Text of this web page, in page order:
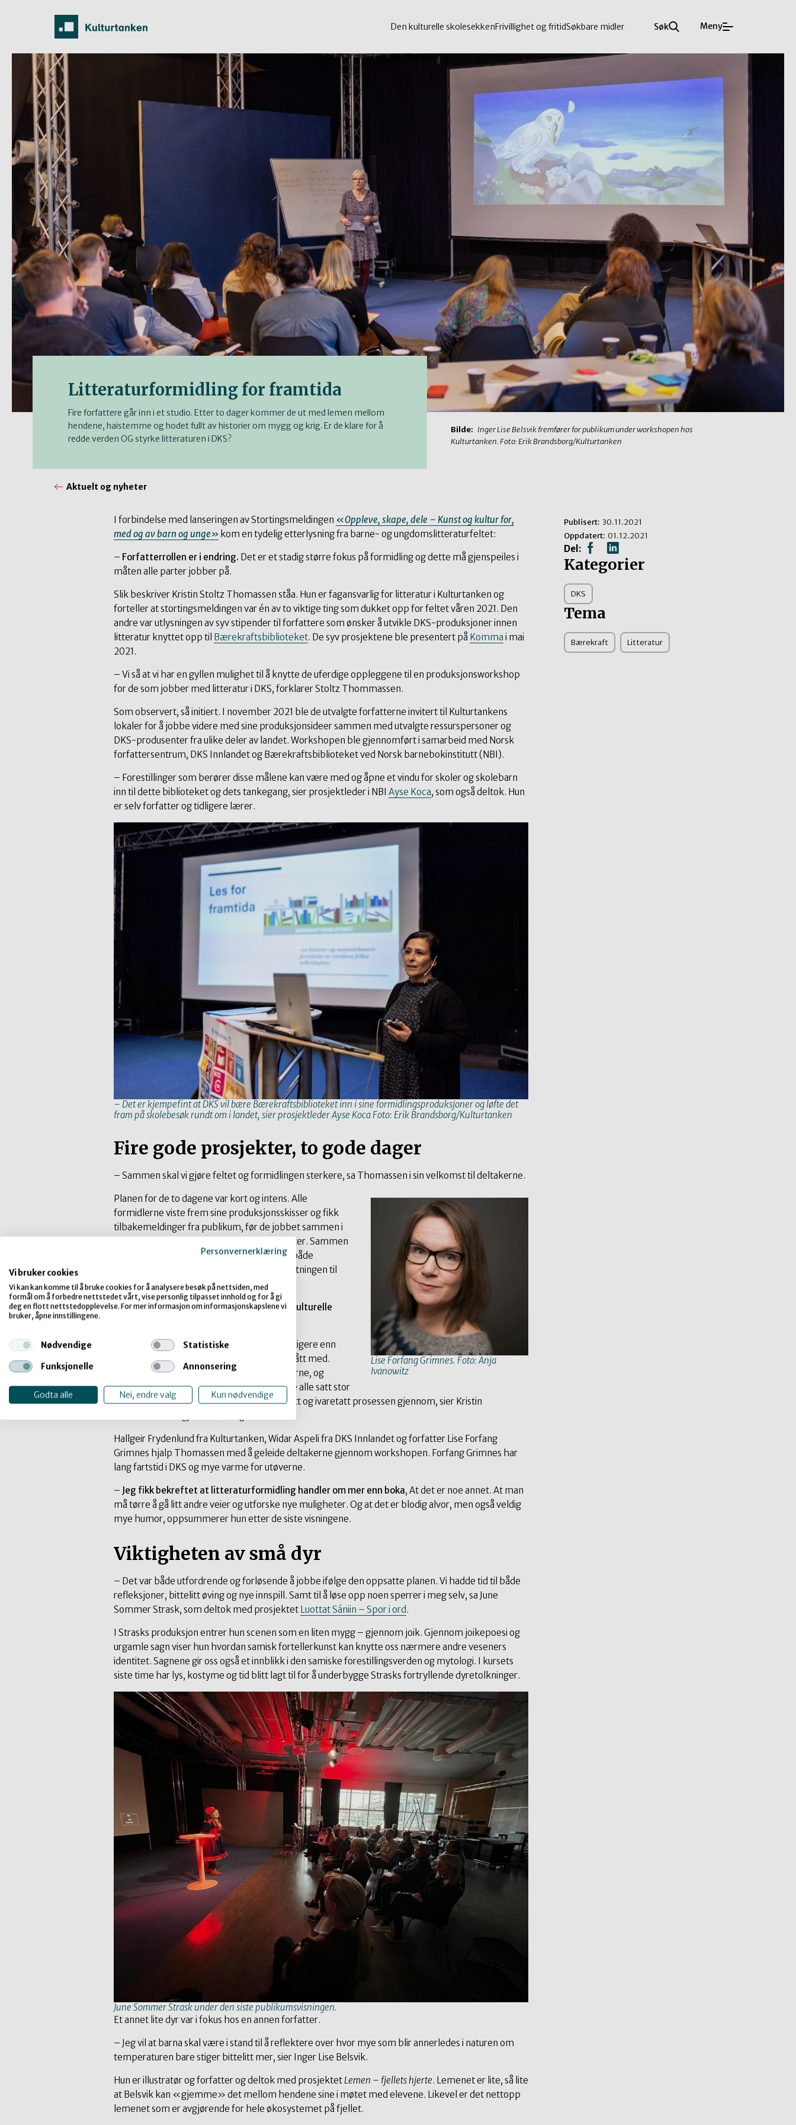
Den kulturelle skolesekkenFrivillighet og fritidSøkbare midler Søk Meny
Litteraturformidling for framtida
Fire forfattere går inn i et studio. Etter to dager kommer de ut med lemen mellom
hendene, haistemme og hodet fullt av historier om mygg og krig. Er de klare for å
redde verden OG styrke litteraturen i DKS?
Bilde: Inger Lise Belsvik fremfører for publikum under workshopen hos
Kulturtanken. Foto: Erik Brandsborg/Kulturtanken
Aktuelt og nyheter
I forbindelse med lanseringen av Stortingsmeldingen «Oppleve, skape, dele – Kunst og kultur for,
med og av barn og unge» kom en tydelig etterlysning fra barne- og ungdomslitteraturfeltet:
– Forfatterrollen er i endring. Det er et stadig større fokus på formidling og dette må gjenspeiles i
måten alle parter jobber på.
Slik beskriver Kristin Stoltz Thomassen ståa. Hun er fagansvarlig for litteratur i Kulturtanken og
forteller at stortingsmeldingen var én av to viktige ting som dukket opp for feltet våren 2021. Den
andre var utlysningen av syv stipender til forfattere som ønsker å utvikle DKS-produksjoner innen
litteratur knyttet opp til Bærekraftsbiblioteket. De syv prosjektene ble presentert på Komma i mai
2021.
– Vi så at vi har en gyllen mulighet til å knytte de uferdige oppleggene til en produksjonsworkshop
for de som jobber med litteratur i DKS, forklarer Stoltz Thommassen.
Som observert, så initiert. I november 2021 ble de utvalgte forfatterne invitert til Kulturtankens
lokaler for å jobbe videre med sine produksjonsideer sammen med utvalgte ressurspersoner og
DKS-produsenter fra ulike deler av landet. Workshopen ble gjennomført i samarbeid med Norsk
forfattersentrum, DKS Innlandet og Bærekraftsbiblioteket ved Norsk barnebokinstitutt (NBI).
– Forestillinger som berører disse målene kan være med og åpne et vindu for skoler og skolebarn
inn til dette biblioteket og dets tankegang, sier prosjektleder i NBI Ayse Koca, som også deltok. Hun
er selv forfatter og tidligere lærer.
– Det er kjempefint at DKS vil bære Bærekraftsbiblioteket inn i sine formidlingsproduksjoner og løfte det
fram på skolebesøk rundt om i landet, sier prosjektleder Ayse Koca Foto: Erik Brandsborg/Kulturtanken
Fire gode prosjekter, to gode dager
– Sammen skal vi gjøre feltet og formidlingen sterkere, sa Thomassen i sin velkomst til deltakerne.
Lise Forfang Grimnes. Foto: Anja
Ivanowitz
Planen for de to dagene var kort og intens. Alle
formidlerne viste frem sine produksjonsskisser og fikk
tilbakemeldinger fra publikum, før de jobbet sammen i
grupper med ressurspersoner og produsenter. Sammen
skulle de utvikle produksjoner som styrker både
forfatternes formidlingspotensiale og tilknytningen til
bærekraftsmålene.
Det endelige målet er å komme med i den kulturelle
– Fokuset var hele tiden at prosessen er viktigere enn
produktet, og dette var noe alle var innforstått med.
Likevel så vi stor framgang hos de fire utøverne, og
tilbakemeldingene tyder på at dette var noe alle satt stor
pris på og at de opplevde seg svært godt sett og ivaretatt prosessen gjennom, sier Kristin
Hallgeir Frydenlund fra Kulturtanken, Widar Aspeli fra DKS Innlandet og forfatter Lise Forfang
Grimnes hjalp Thomassen med å geleide deltakerne gjennom workshopen. Forfang Grimnes har
lang fartstid i DKS og mye varme for utøverne.
– Jeg fikk bekreftet at litteraturformidling handler om mer enn boka, At det er noe annet. At man
må tørre å gå litt andre veier og utforske nye muligheter. Og at det er blodig alvor, men også veldig
mye humor, oppsummerer hun etter de siste visningene.
Viktigheten av små dyr
– Det var både utfordrende og forløsende å jobbe ifølge den oppsatte planen. Vi hadde tid til både
refleksjoner, bittelitt øving og nye innspill. Samt til å løse opp noen sperrer i meg selv, sa June
Sommer Strask, som deltok med prosjektet Luottat Sániin – Spor i ord .
I Strasks produksjon entrer hun scenen som en liten mygg – gjennom joik. Gjennom joikepoesi og
urgamle sagn viser hun hvordan samisk fortellerkunst kan knytte oss nærmere andre veseners
identitet. Sagnene gir oss også et innblikk i den samiske forestillingsverden og mytologi. I kursets
siste time har lys, kostyme og tid blitt lagt til for å underbygge Strasks fortryllende dyretolkninger.
June Sommer Strask under den siste publikumsvisningen.
Et annet lite dyr var i fokus hos en annen forfatter.
– Jeg vil at barna skal være i stand til å reflektere over hvor mye som blir annerledes i naturen om
temperaturen bare stiger bittelitt mer, sier Inger Lise Belsvik.
Hun er illustratør og forfatter og deltok med prosjektet Lemen – fjellets hjerte. Lemenet er lite, så lite
at Belsvik kan «gjemme» det mellom hendene sine i møtet med elevene. Likevel er det nettopp
lemenet som er avgjørende for hele økosystemet på fjellet.
Publisert: 30.11.2021
Oppdatert: 01.12.2021
Del:
Kategorier
DKS
Tema
Bærekraft Litteratur
Personvernerklæring
Vi bruker cookies
Vi kan kan komme til å bruke cookies for å analysere besøk på nettsiden, med
formål om å forbedre nettstedet vårt, vise personlig tilpasset innhold og for å gi
deg en flott nettstedopplevelse. For mer informasjon om informasjonskapslene vi
bruker, åpne innstillingene.
Nødvendige
Statistiske
Funksjonelle
Annonsering
Godta alle Nei, endre valg Kun nødvendige